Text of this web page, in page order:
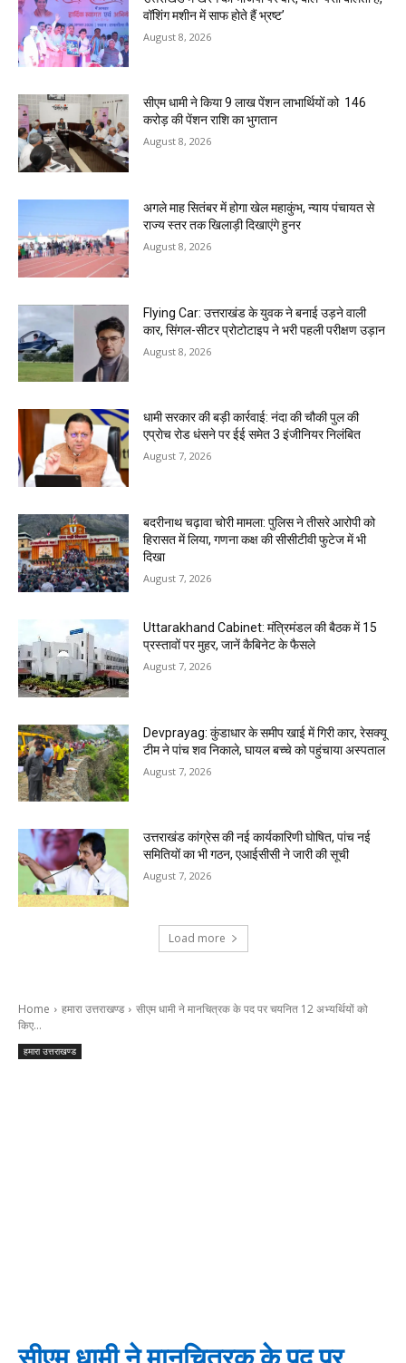
वॉशिंग मशीन में साफ होते हैं भ्रष्ट’
August 8, 2026
सीएम धामी ने किया 9 लाख पेंशन लाभार्थियों को ₹ 146
करोड़ की पेंशन राशि का भुगतान
August 8, 2026
अगले माह सितंबर में होगा खेल महाकुंभ, न्याय पंचायत से
राज्य स्तर तक खिलाड़ी दिखाएंगे हुनर
August 8, 2026
Flying Car: उत्तराखंड के युवक ने बनाई उड़ने वाली
कार, सिंगल-सीटर प्रोटोटाइप ने भरी पहली परीक्षण उड़ान
August 8, 2026
धामी सरकार की बड़ी कार्रवाई: नंदा की चौकी पुल की
एप्राेच रोड धंसने पर ईई समेत 3 इंजीनियर निलंबित
August 7, 2026
बदरीनाथ चढ़ावा चोरी मामला: पुलिस ने तीसरे आरोपी को
हिरासत में लिया, गणना कक्ष की सीसीटीवी फुटेज में भी
दिखा
August 7, 2026
Uttarakhand Cabinet: मंत्रिमंडल की बैठक में 15
प्रस्तावों पर मुहर, जानें कैबिनेट के फैसले
August 7, 2026
Devprayag: कुंडाधार के समीप खाई में गिरी कार, रेसक्यू
टीम ने पांच शव निकाले, घायल बच्चे को पहुंचाया अस्पताल
August 7, 2026
उत्तराखंड कांग्रेस की नई कार्यकारिणी घोषित, पांच नई
समितियों का भी गठन, एआईसीसी ने जारी की सूची
August 7, 2026
Load more